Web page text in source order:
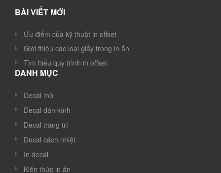
BÀI VIẾT MỚI
Ưu điểm của kỹ thuật in offset
Giới thiệu các loại giấy trong in ấn
Tìm hiểu quy trình in offset
DANH MỤC
Decal mờ
Decal dán kính
Decal trang trí
Decal cách nhiệt
In decal
Kiến thức in ấn